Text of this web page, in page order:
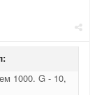
1000. G - 10,